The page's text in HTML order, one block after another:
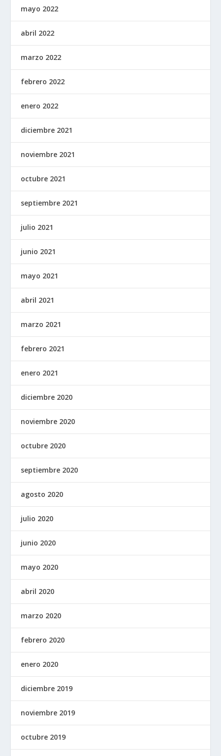
mayo 2022
abril 2022
marzo 2022
febrero 2022
enero 2022
diciembre 2021
noviembre 2021
octubre 2021
septiembre 2021
julio 2021
junio 2021
mayo 2021
abril 2021
marzo 2021
febrero 2021
enero 2021
diciembre 2020
noviembre 2020
octubre 2020
septiembre 2020
agosto 2020
julio 2020
junio 2020
mayo 2020
abril 2020
marzo 2020
febrero 2020
enero 2020
diciembre 2019
noviembre 2019
octubre 2019